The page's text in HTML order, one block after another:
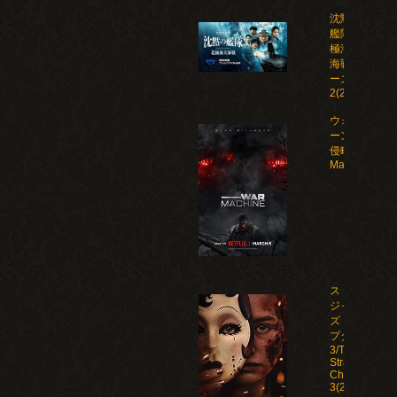
沈黙の
艦隊 北
極海大
海戦 シ
ーズン
2(2026)
ウォー・マシ
ーン: 未知な
侵略者/War
ストレン
ジャー
ズ：チャ
プター
3/The
Strangers:
Chapter
3(2026)